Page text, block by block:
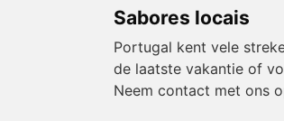
Sabores locais
Portugal kent vele
de laatste vakantie of
Neem contact met ons